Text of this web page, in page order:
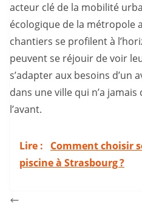
acteur clé de la mobilité
écologique de la métropole
chantiers se profilent à
peuvent se réjouir de voir
s’adapter aux besoins d’un
dans une ville qui n’a
l’avant.
Lire :
Comment choisir
piscine à Strasbourg ?